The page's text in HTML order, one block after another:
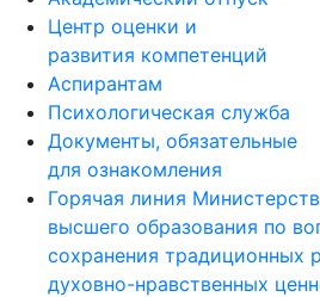
Центр оценки и
развития компетенций
Аспирантам
Психологическая служба
Документы, обязательные
для ознакомления
Горячая линия
высшего образования по
сохранения традиционных
духовно-нравственных